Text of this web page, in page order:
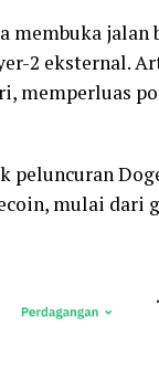
membuka
2 eksternal.
memperluas
mulai dari